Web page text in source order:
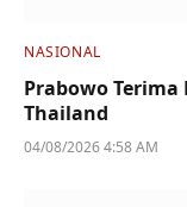
NASIONAL
Prabowo
Thailand
04/08/2026 4:58 AM